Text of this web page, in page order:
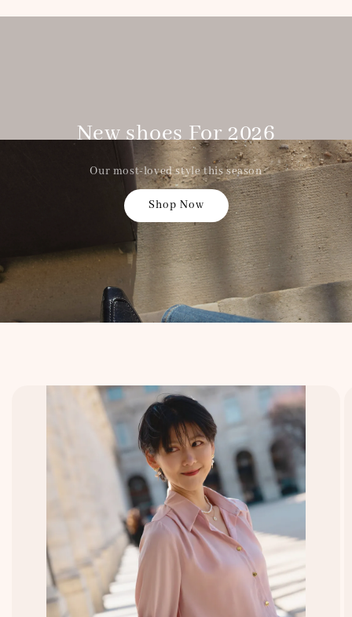
New shoes For 2026
Our most-loved style this season
Shop Now